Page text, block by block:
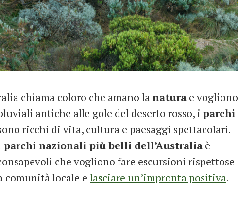
chiama coloro che amano lanatura e vogliono
antiche alle gole del deserto rosso, i parchi
ricchi di vita, cultura e paesaggi spettacolari.
nazionali più belli dell’Australia è
che vogliono fare escursioni rispettose
comunità locale e lasciare un’impronta positiva.